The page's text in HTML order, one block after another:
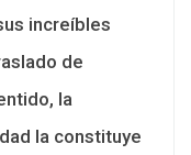
increíbles
de
la
la constituye